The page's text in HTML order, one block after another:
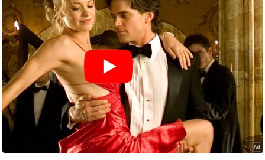
स्तं
भ
ए
म
.
आ
र
.
ई